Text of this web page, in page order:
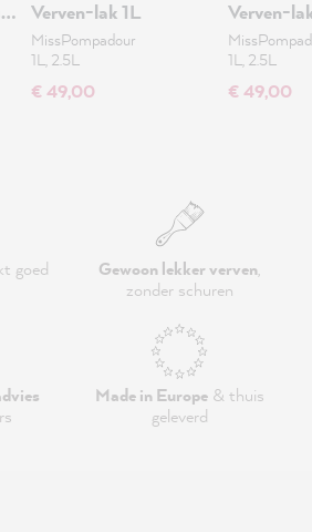
Verven-lak 1L
MissPompadour
1L, 2.5L
€ 49,00
Verven-
1L, 2.5L
€ 49,00
goed
Gewoon lekker verven,
zonder schuren
Made in Europe& thuis
geleverd